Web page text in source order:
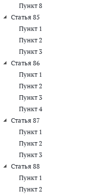
Пункт 8
Статья 85
Пункт 1
Пункт 2
Пункт 3
Статья 86
Пункт 1
Пункт 2
Пункт 3
Пункт 4
Статья 87
Пункт 1
Пункт 2
Пункт 3
Статья 88
Пункт 1
Пункт 2